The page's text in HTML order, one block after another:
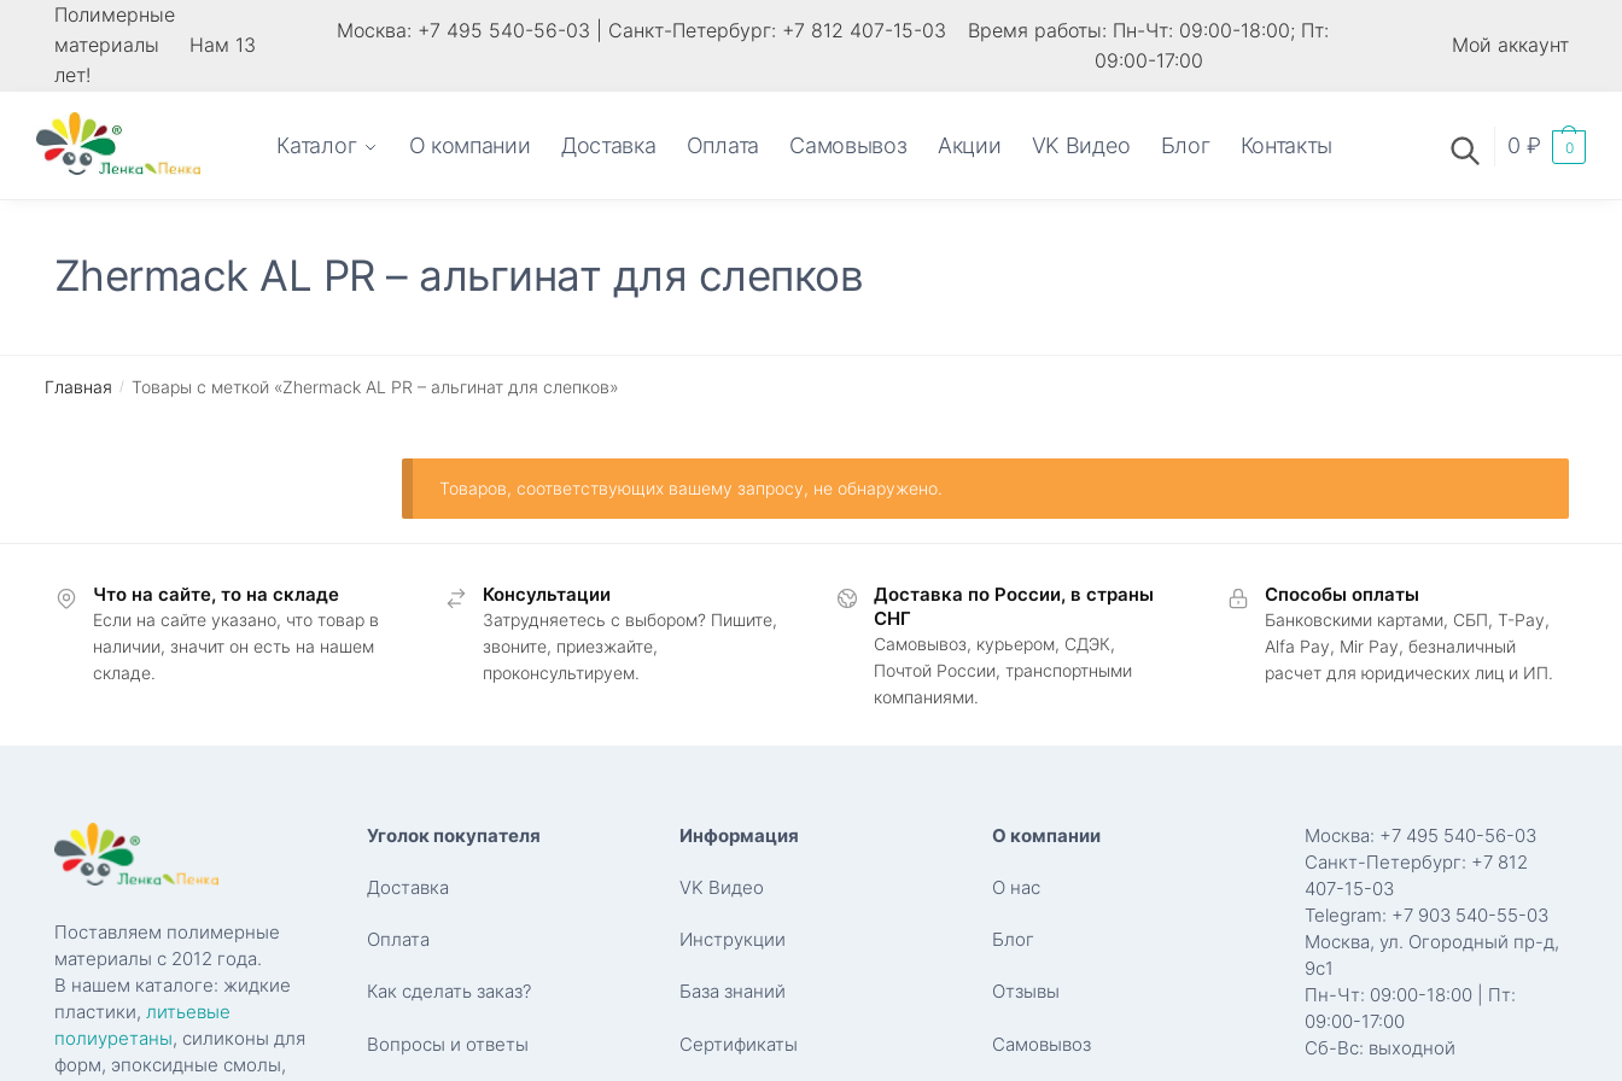
navigation
content
Полимерные
материалы Нам 13
лет!
Москва: +7 495 540-56-03 | Санкт-Петербург: +7 812 407-15-03
Время работы: Пн-Чт: 09:00-18:00; Пт:
09:00-17:00
Мой аккаунт
Каталог О компании Доставка Оплата Самовывоз Акции VK Видео Блог Контакты 0 ₽ 0
Zhermack AL PR – альгинат для слепков
Главная / Товары с меткой «Zhermack AL PR – альгинат для слепков»
Товаров, соответствующих вашему запросу, не обнаружено.
Что на сайте, то на складе
Если на сайте указано, что товар в
наличии, значит он есть на нашем
складе.
Консультации
Затрудняетесь с выбором? Пишите,
звоните, приезжайте,
проконсультируем.
Доставка по России, в страны
СНГ
Самовывоз, курьером, СДЭК,
Почтой России, транспортными
компаниями.
Способы оплаты
Банковскими картами, СБП, T-Pay,
Alfa Pay, Mir Pay, безналичный
расчет для юридических лиц и ИП.
Поставляем полимерные
материалы с 2012 года.
В нашем каталоге: жидкие
пластики, литьевые
полиуретаны, силиконы для
форм, эпоксидные смолы,
Уголок покупателя
Доставка
Оплата
Как сделать заказ?
Вопросы и ответы
Информация
VK Видео
Инструкции
База знаний
Сертификаты
О компании
О нас
Блог
Отзывы
Самовывоз
Москва: +7 495 540-56-03
Санкт-Петербург: +7 812
407-15-03
Telegram: +7 903 540-55-03
Москва, ул. Огородный пр-д,
9с1
Пн-Чт: 09:00-18:00 | Пт:
09:00-17:00
Сб-Вс: выходной